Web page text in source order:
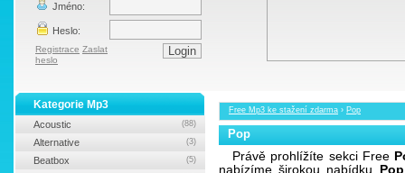
Jméno:
Heslo:
Registrace Zaslat
heslo
Free Mp3 ke stažení zdarma › Pop
Pop
Právě prohlížíte sekci Free
nabízíme širokou nabídku
Pop
Kategorie Mp3
Acoustic (88)
Alternative (3)
Beatbox (5)